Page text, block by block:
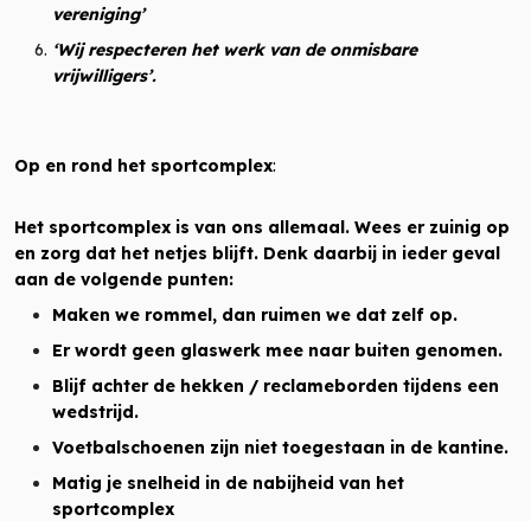
vereniging’
‘Wij respecteren het werk van de onmisbare
vrijwilligers’.
Op en rond het sportcomplex:
Het sportcomplex is van ons allemaal. Wees er zuinig op
en zorg dat het netjes blijft. Denk daarbij in ieder geval
aan de volgende punten:
Maken we rommel, dan ruimen we dat zelf op.
Er wordt geen glaswerk mee naar buiten genomen.
Blijf achter de hekken / reclameborden tijdens een
wedstrijd.
Voetbalschoenen zijn niet toegestaan in de kantine.
Matig je snelheid in de nabijheid van het
sportcomplex